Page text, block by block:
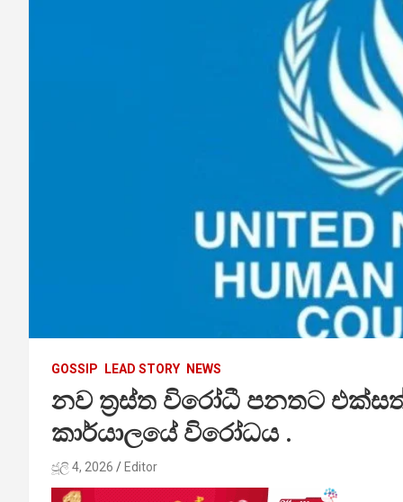
GOSSIP LEAD STORY NEWS
නව ත්‍රස්ත විරෝධී පනතට
කාර්යාලයේ විරෝධය .
ජූලි 4, 2026 Editor